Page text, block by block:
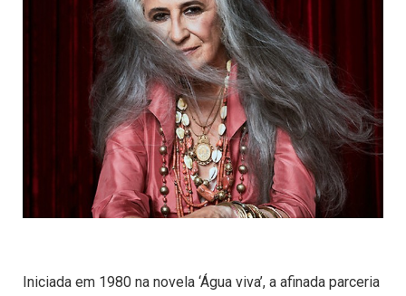
Iniciada em 1980 na novela ‘Água viva’, a afinada parceria